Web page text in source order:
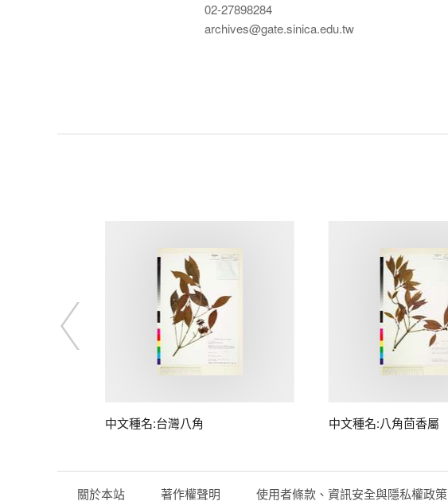
02-27898284
archives@gate.sinica.edu.tw
中文種名:台灣八角 中文種名:八角茴香屬
關於本站 著作權聲明 使用者條款、資訊安全與隱私權政策